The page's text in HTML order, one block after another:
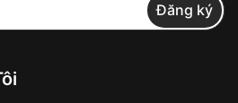
Đăng ký